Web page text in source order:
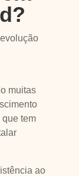
muitas
que tem
ao